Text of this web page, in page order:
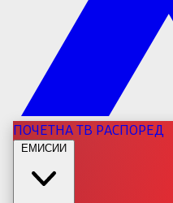
ПОЧЕТНАТВ РАСПОРЕД
ЕМИСИИ